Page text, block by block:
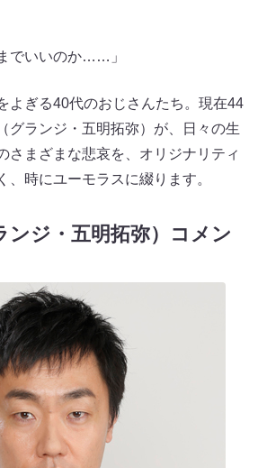
でいいのか……」
よぎる40代のおじさんたち。現在44
グランジ・五明拓弥）が、日々の生
さまざまな悲哀を、オリジナリティ
、時にユーモラスに綴ります。
ンジ・五明拓弥）コメン